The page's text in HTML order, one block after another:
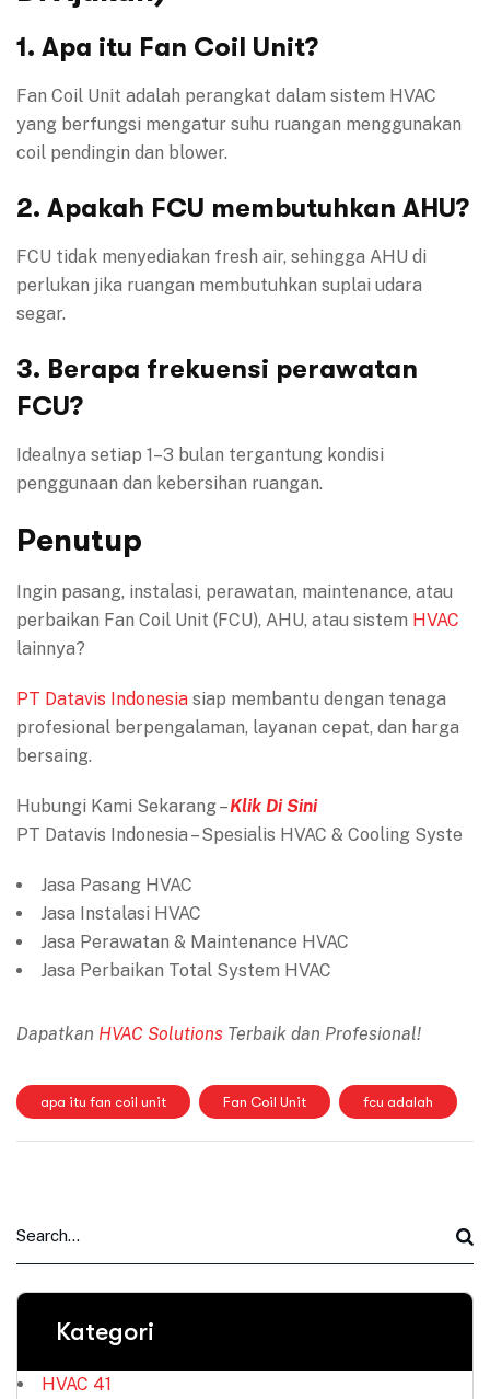
1. Apa itu Fan Coil Unit?
Fan Coil Unit adalah perangkat dalam sistem HVAC
yang berfungsi mengatur suhu ruangan menggunakan
coil pendingin dan blower.
2. Apakah FCU membutuhkan AHU?
FCU tidak menyediakan fresh air, sehingga AHU di
perlukan jika ruangan membutuhkan suplai udara
segar.
3. Berapa frekuensi perawatan
FCU?
Idealnya setiap 1–3 bulan tergantung kondisi
penggunaan dan kebersihan ruangan.
Penutup
Ingin pasang, instalasi, perawatan, maintenance, atau
perbaikan Fan Coil Unit (FCU), AHU, atau sistem HVAC
lainnya?
PT Datavis Indonesia siap membantu dengan tenaga
profesional berpengalaman, layanan cepat, dan harga
bersaing.
Hubungi Kami Sekarang –Klik Di Sini
PT Datavis Indonesia – Spesialis HVAC & Cooling Syste
Jasa Pasang HVAC
Jasa Instalasi HVAC
Jasa Perawatan & Maintenance HVAC
Jasa Perbaikan Total System HVAC
Dapatkan HVAC Solutions Terbaik dan Profesional!
apa itu fan coil unit Fan Coil Unit fcu adalah
Kategori
HVAC 41